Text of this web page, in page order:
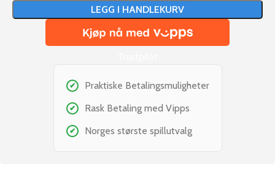
LEGG I HANDLEKURV
✔ Praktiske Betalingsmuligheter
✔ Rask Betaling med Vipps
✔ Norges største spillutvalg